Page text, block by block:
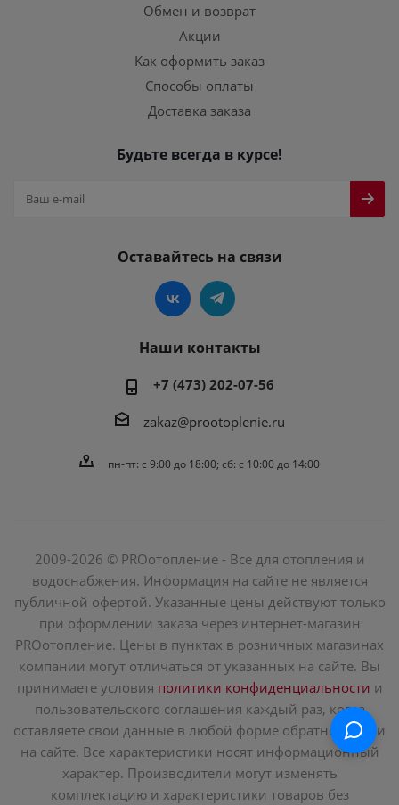
Обмен и возврат
Акции
Как оформить заказ
Способы оплаты
Доставка заказа
Будьте всегда в курсе!
Оставайтесь на связи
Наши контакты
+7 (473) 202-07-56
zakaz@prootoplenie.ru
пн-пт: c 9:00 до 18:00; сб: с 10:00 до 14:00
2009-2026 © PROотопление - Все для отопления и
водоснабжения. Информация на сайте не является
публичной офертой. Указанные цены действуют только
при оформлении заказа через интернет-магазин
PROотопление. Цены в пунктах в розничных магазинах
компании могут отличаться от указанных на сайте. Вы
принимаете условия политики конфиденциальности и
пользовательского соглашения каждый раз, когда
оставляете свои данные в любой форме обратной связи
на сайте. Все характеристики носят информационный
характер. Производители могут изменять
комплектацию и характеристики товаров без